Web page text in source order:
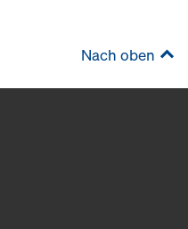
Nach oben